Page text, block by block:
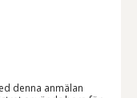
denna anmälan